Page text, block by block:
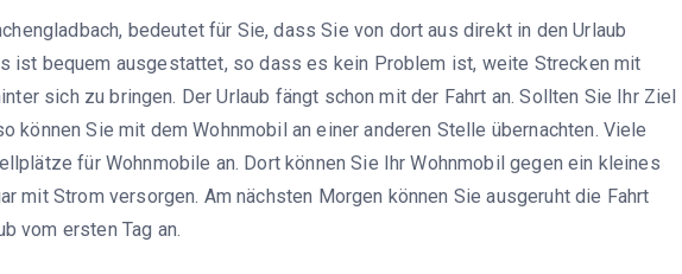
bedeutet für Sie, dass Sie von dort aus direkt in den Urlaub
ist bequem ausgestattet, so dass es kein Problem ist, weite Strecken mit
sich zu bringen. Der Urlaub fängt schon mit der Fahrt an. Sollten Sie Ihr Ziel
können Sie mit dem Wohnmobil an einer anderen Stelle übernachten. Viele
für Wohnmobile an. Dort können Sie Ihr Wohnmobil gegen ein kleines
mit Strom versorgen. Am nächsten Morgen können Sie ausgeruht die Fahrt
vom ersten Tag an.